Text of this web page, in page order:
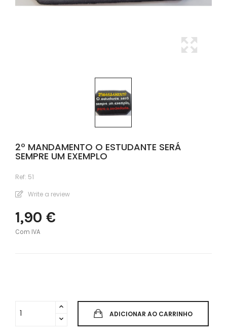
2º MANDAMENTO O ESTUDANTE SERÁ
SEMPRE UM EXEMPLO
Ref: 51
Write a review
1,90 €
Com IVA
ADICIONAR AO CARRINHO